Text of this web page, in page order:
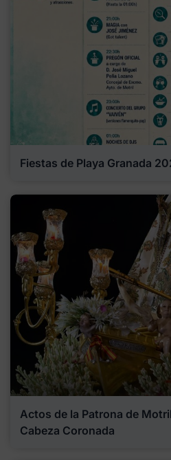
Fiestas de Playa Granada
Actos de la Patrona de
Cabeza Coronada